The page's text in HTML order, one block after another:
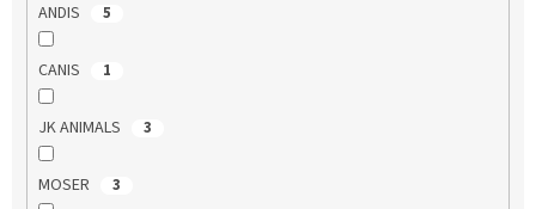
ANDIS 5
CANIS 1
JK ANIMALS 3
MOSER 3